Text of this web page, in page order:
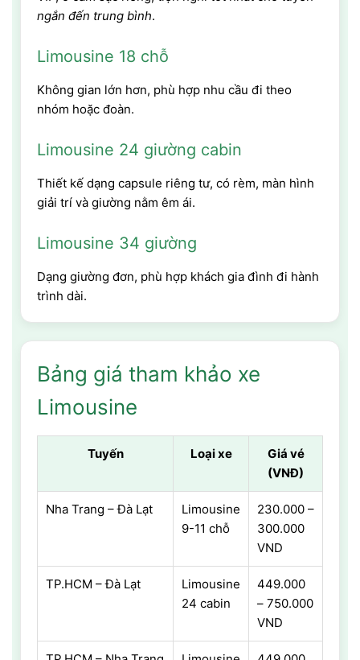
ngắn đến trung bình.
Limousine 18 chỗ
Không gian lớn hơn, phù hợp nhu cầu đi theo
nhóm hoặc đoàn.
Limousine 24 giường cabin
Thiết kế dạng capsule riêng tư, có rèm, màn hình
giải trí và giường nằm êm ái.
Limousine 34 giường
Dạng giường đơn, phù hợp khách gia đình đi hành
trình dài.
Bảng giá tham khảo xe
Limousine
Tuyến Loại xe
Giá vé
(VNĐ)
Nha Trang – Đà Lạt
Limousine
9-11 chỗ
230.000 –
300.000
VND
TP.HCM – Đà Lạt
Limousine
24 cabin
449.000
– 750.000
VND